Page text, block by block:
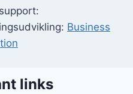
Business
links